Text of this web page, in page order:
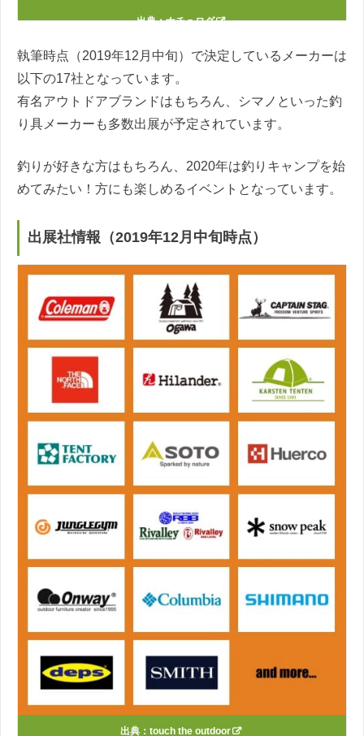
出典：ナチュログ
執筆時点（2019年12月中旬）で決定しているメーカーは
以下の17社となっています。
有名アウトドアブランドはもちろん、シマノといった釣
り具メーカーも多数出展が予定されています。
釣りが好きな方はもちろん、2020年は釣りキャンプを始
めてみたい！方にも楽しめるイベントとなっています。
出展社情報（2019年12月中旬時点）
出典： touch the outdoor